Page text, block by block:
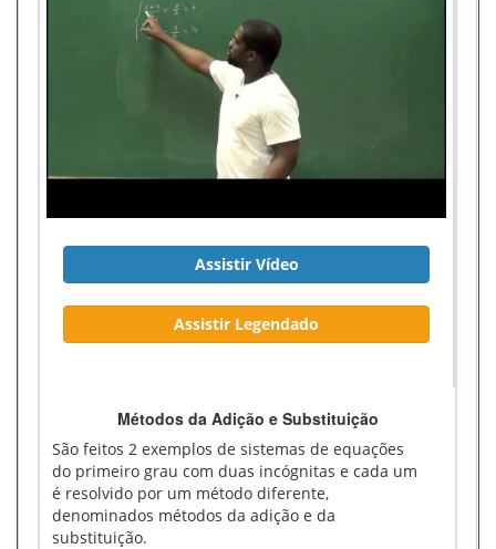
Assistir Vídeo
Assistir Legendado
Métodos da Adição e Substituição
São feitos 2 exemplos de sistemas de equações
do primeiro grau com duas incógnitas e cada um
é resolvido por um método diferente,
denominados métodos da adição e da
substituição.